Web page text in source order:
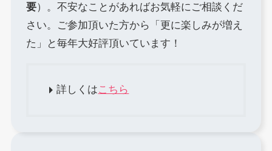
要）。不安なことがあればお気軽にご相談くだ
さい。ご参加頂いた方から「更に楽しみが増え
た」と毎年大好評頂いています！
詳しくはこちら